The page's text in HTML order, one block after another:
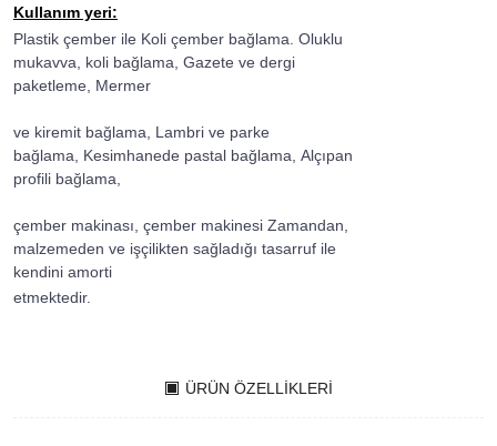
Kullanım yeri:
Plastik çember ile Koli çember bağlama. Oluklu
mukavva, koli bağlama, Gazete ve dergi
paketleme, Mermer
ve kiremit bağlama, Lambri ve parke
bağlama, Kesimhanede pastal bağlama, Alçıpan
profili bağlama,
çember makinası, çember makinesi Zamandan,
malzemeden ve işçilikten sağladığı tasarruf ile
kendini amorti
etmektedir.
ÜRÜN ÖZELLIKLERI